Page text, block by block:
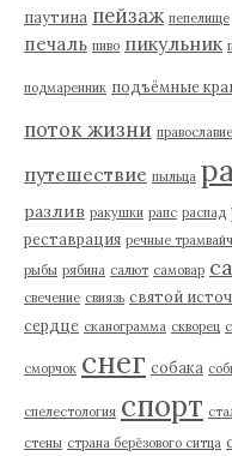
паутина пейзаж пепелище
печаль пиво пикульник
подмаренник подъёмные
поток жизни православие
путешествие пыльца
разлив ракушки рапс распад
реставрация речные
рыбы рябина салют самовар
свечение свиязь святой
сердце сканограмма скворец
сморчок снег собака
спелестология спорт
стены страна берёзового ситца